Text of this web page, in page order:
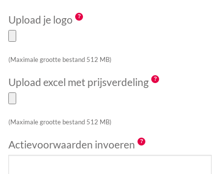
Upload je logo
(Maximale grootte bestand 512 MB)
Upload excel met prijsverdeling
(Maximale grootte bestand 512 MB)
Actievoorwaarden invoeren